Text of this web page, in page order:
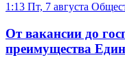
1:13 Пт, 7 августа
От вакансии до
преимущества